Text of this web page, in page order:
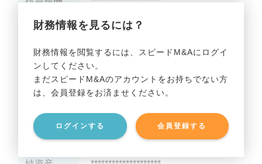
財務情報を見るには？
財務情報を閲覧するには、スピードM&Aにログイ
ンしてください。
まだスピードM&Aのアカウントをお持ちでない方
は、会員登録をお済ませください。
ログインする 会員登録する
貸借対照表（B/S）
総資産 ********************
有利子負債 ********************